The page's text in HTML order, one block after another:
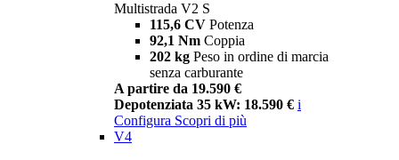
Multistrada V2 S
115,6 CV Potenza
92,1 Nm Coppia
202 kg Peso in ordine di marcia
senza carburante
A partire da 19.590 €
Depotenziata 35 kW: 18.590 € i
Configura Scopri di più
V4